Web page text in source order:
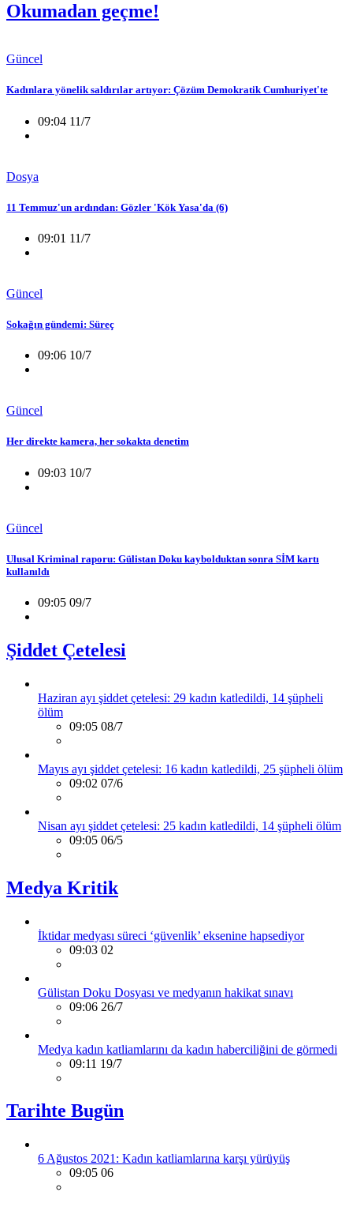
Okumadan geçme!
Güncel
Kadınlara yönelik saldırılar artıyor: Çözüm Demokratik Cumhuriyet'te
09:04 11/7
Dosya
11 Temmuz'un ardından: Gözler 'Kök Yasa'da (6)
09:01 11/7
Güncel
Sokağın gündemi: Süreç
09:06 10/7
Güncel
Her direkte kamera, her sokakta denetim
09:03 10/7
Güncel
Ulusal Kriminal raporu: Gülistan Doku kaybolduktan sonra SİM kartı
kullanıldı
09:05 09/7
Şiddet Çetelesi
Haziran ayı şiddet çetelesi: 29 kadın katledildi, 14 şüpheli
ölüm
09:05 08/7
Mayıs ayı şiddet çetelesi: 16 kadın katledildi, 25 şüpheli ölüm
09:02 07/6
Nisan ayı şiddet çetelesi: 25 kadın katledildi, 14 şüpheli ölüm
09:05 06/5
Medya Kritik
İktidar medyası süreci ‘güvenlik’ eksenine hapsediyor
09:03 02
Gülistan Doku Dosyası ve medyanın hakikat sınavı
09:06 26/7
Medya kadın katliamlarını da kadın haberciliğini de görmedi
09:11 19/7
Tarihte Bugün
6 Ağustos 2021: Kadın katliamlarına karşı yürüyüş
09:05 06